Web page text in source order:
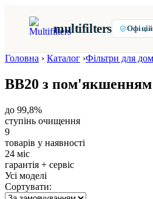
multifilters
Головна › Каталог ›Фільтри для
ВВ20 з пом'якшенням
до 99,8%
ступінь очищення
9
товарів у наявності
24 міс
гарантія + сервіс
Усі моделі
Сортувати: